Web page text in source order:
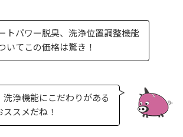
トパワー脱臭、洗浄位置調整機能
いてこの価格は驚き！
洗浄機能にこだわりがある
スメだね！